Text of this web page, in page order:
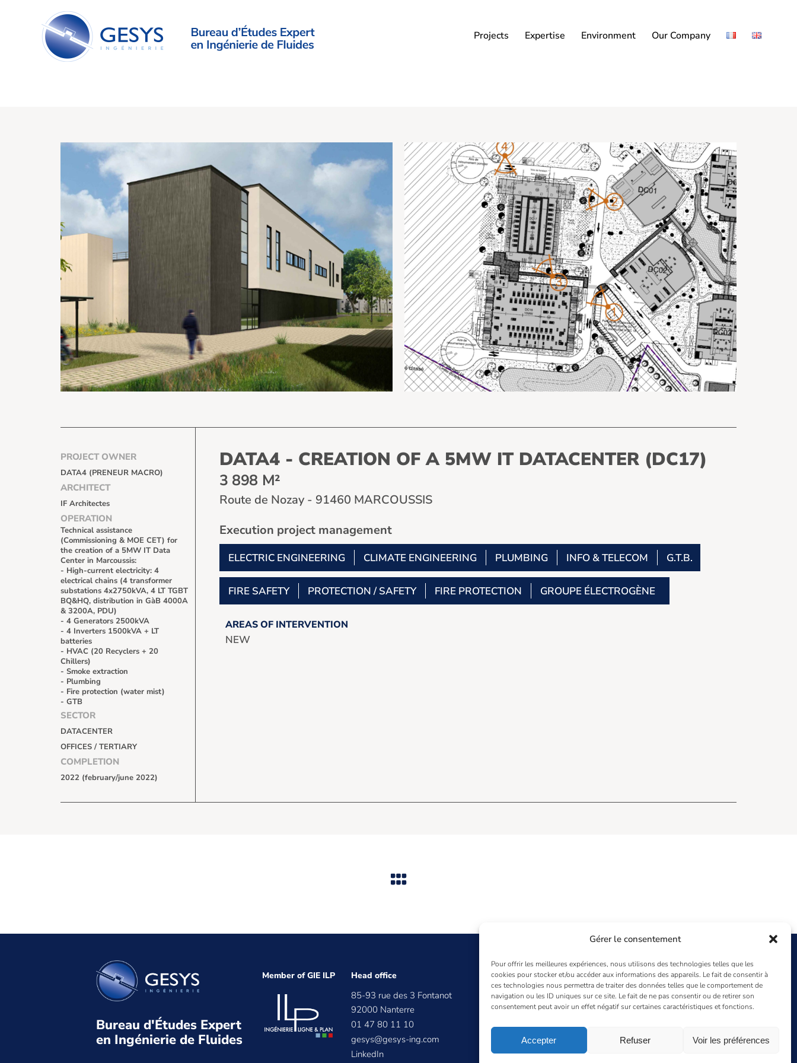
Gérer le consentement
Pour offrir les meilleures expériences, nous utilisons des technologies telles que les
cookies pour stocker et/ou accéder aux informations des appareils. Le fait de consentir à
ces technologies nous permettra de traiter des données telles que le comportement de
navigation ou les ID uniques sur ce site. Le fait de ne pas consentir ou de retirer son
consentement peut avoir un effet négatif sur certaines caractéristiques et fonctions.
Accepter Refuser Voir les préférences
Projects Expertise Environment Our Company
PROJECT OWNER
DATA4 (PRENEUR MACRO)
ARCHITECT
IF Architectes
OPERATION
Technical assistance
(Commissioning & MOE CET) for
the creation of a 5MW IT Data
Center in Marcoussis:
- High-current electricity: 4
electrical chains (4 transformer
substations 4x2750kVA, 4 LT TGBT
BQ&HQ, distribution in GàB 4000A
& 3200A, PDU)
- 4 Generators 2500kVA
- 4 Inverters 1500kVA + LT
batteries
- HVAC (20 Recyclers + 20
Chillers)
- Smoke extraction
- Plumbing
- Fire protection (water mist)
- GTB
SECTOR
DATACENTER
OFFICES / TERTIARY
COMPLETION
2022 (february/june 2022)
DATA4 - CREATION OF A 5MW IT DATACENTER (DC17)
3 898 M²
Route de Nozay - 91460 MARCOUSSIS
Execution project management
ELECTRIC ENGINEERING CLIMATE ENGINEERING PLUMBING INFO & TELECOM G.T.B.
FIRE SAFETY PROTECTION / SAFETY FIRE PROTECTION GROUPE ÉLECTROGÈNE
AREAS OF INTERVENTION
NEW
Bureau d'Études Expert
en Ingénierie de Fluides
Member of GIE ILP Head office
85-93 rue des 3 Fontanot
92000 Nanterre
01 47 80 11 10
gesys@gesys-ing.com
LinkedIn
Aquitaine Agency
96 rue Mestre
33 200 Bordeaux
gesys@gesys-ing.com